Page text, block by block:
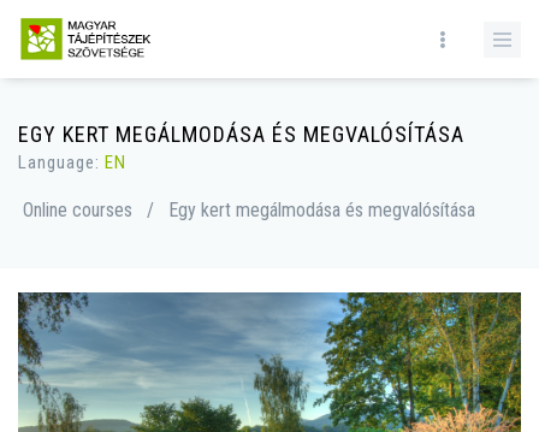
EGY KERT MEGÁLMODÁSA ÉS MEGVALÓSÍTÁSA
Language: EN
Online courses / Egy kert megálmodása és megvalósítása